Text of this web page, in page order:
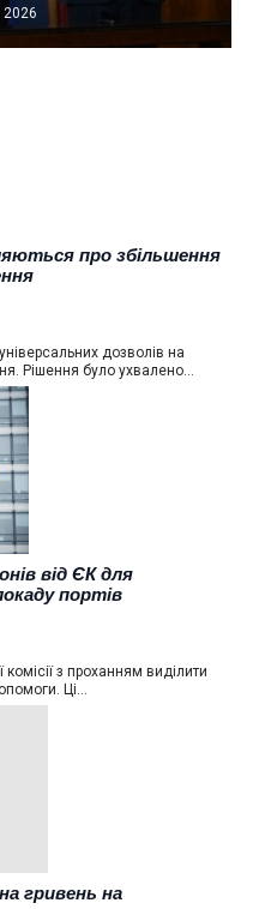
2026
про збільшення
дозволів на
Рішення було ухвалено…
від ЄК для
портів
з проханням виділити
Ці…
гривень на